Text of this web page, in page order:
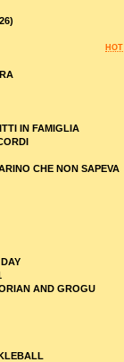
HOT
IN FAMIGLIA
CHE NON SAPEVA
AND GROGU